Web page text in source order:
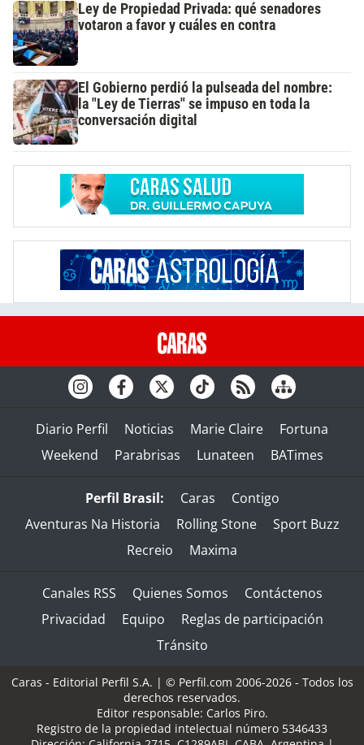
Ley de Propiedad Privada: qué senadores
votaron a favor y cuáles en contra
El Gobierno perdió la pulseada del nombre:
la "Ley de Tierras" se impuso en toda la
conversación digital
Diario Perfil Noticias Marie Claire
Fortuna
Weekend
Parabrisas Lunateen BATimes
Perfil Brasil: Caras
Contigo
Aventuras Na Historia
Rolling Stone
Sport Buzz
Recreio
Maxima
Canales RSS Quienes Somos
Contáctenos
Privacidad
Equipo
Reglas de participación
Tránsito
Caras - Editorial Perfil S.A. | © Perfil.com 2006-2026 - Todos los
derechos reservados.
Editor responsable: Carlos Piro.
Registro de la propiedad intelectual número 5346433